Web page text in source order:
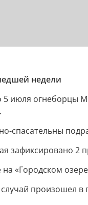
недели
июля огнеборцы
спасательны
зафиксировано 2
на «Городском
произошел в